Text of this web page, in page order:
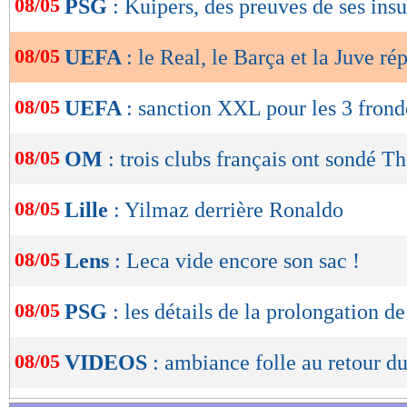
intolérable, conformément à l'état de droit,
Lu 28.824 fois- Damien Da
de
OK
08/05 PSG : Kuipers, des preuves de ses
08/05 UEFA : le Real, le Barça et la Juve
08/05 UEFA : sanction XXL pour les 3
08/05 OM : trois clubs français ont sondé
08/05 Lille : Yilmaz derrière Ronaldo
08/05 Lens : Leca vide encore son sac !
08/05 PSG : les détails de la prolongation
08/05 VIDEOS : ambiance folle au retour